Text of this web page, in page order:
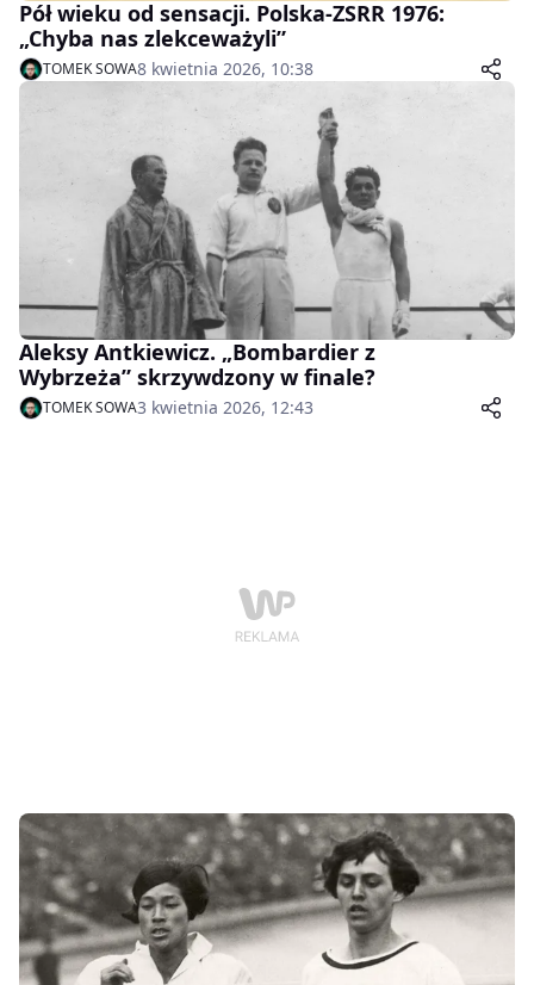
Pół wieku od sensacji. Polska-ZSRR 1976:
„Chyba nas zlekceważyli”
TOMEK SOWA8 kwietnia 2026, 10:38
Aleksy Antkiewicz. „Bombardier z
Wybrzeża” skrzywdzony w finale?
TOMEK SOWA3 kwietnia 2026, 12:43